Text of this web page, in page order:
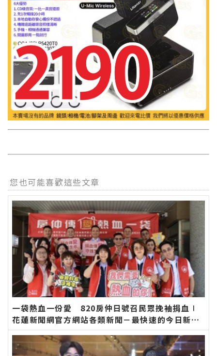
您也可能喜歡這些文章
一袋熱血一份愛 820房仲日號召民眾挽袖捐血∣
花蓮新聞網官方網站各類新聞－最快速的今日新聞
報導 最新的在地資訊！